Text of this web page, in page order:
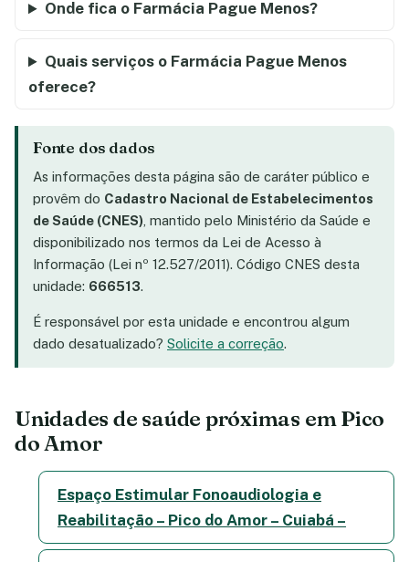
Onde fica o Farmácia Pague Menos?
Quais serviços o Farmácia Pague Menos
oferece?
Fonte dos dados
As informações desta página são de caráter público e
provêm do Cadastro Nacional de Estabelecimentos
de Saúde (CNES) , mantido pelo Ministério da Saúde e
disponibilizado nos termos da Lei de Acesso à
Informação (Lei nº 12.527/2011). Código CNES desta
unidade: 666513.
É responsável por esta unidade e encontrou algum
dado desatualizado? Solicite a correção.
Unidades de saúde próximas em Pico
do Amor
Espaço Estimular Fonoaudiologia e
Reabilitação – Pico do Amor – Cuiabá –